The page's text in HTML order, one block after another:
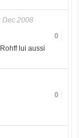
Dec 2008
0
lui aussi
0